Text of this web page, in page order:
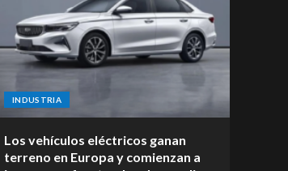
INDUSTRIA
Los vehículos eléctricos ganan
terreno en Europa y comienzan a